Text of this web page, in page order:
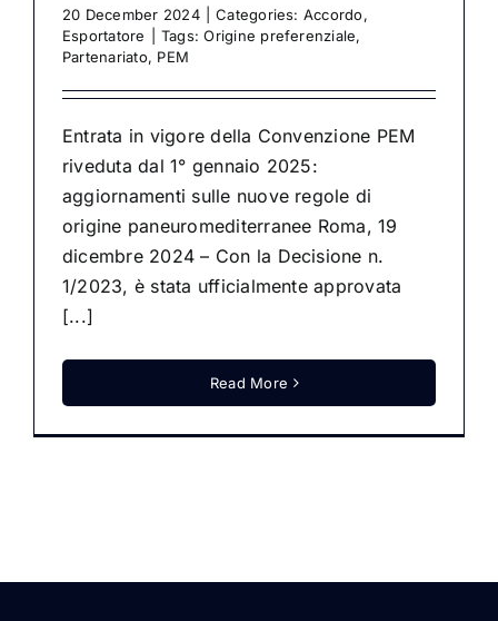
20 December 2024 Categories: Accordo,
Esportatore
Tags:Origine preferenziale,
Partenariato, PEM
Entrata in vigore della Convenzione PEM
riveduta dal 1° gennaio 2025:
aggiornamenti sulle nuove regole di
origine paneuromediterranee Roma, 19
dicembre 2024 – Con la Decisione n.
1/2023, è stata ufficialmente approvata
[...]
Read More